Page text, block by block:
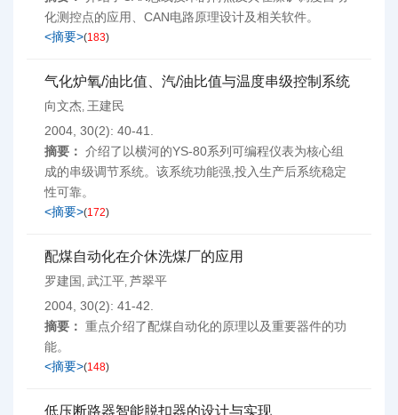
化测控点的应用、CAN电路原理设计及相关软件。
<摘要>(183)
气化炉氧/油比值、汽/油比值与温度串级控制系统
向文杰, 王建民
2004, 30(2): 40-41.
摘要： 介绍了以横河的YS-80系列可编程仪表为核心组
成的串级调节系统。该系统功能强,投入生产后系统稳定
性可靠。
<摘要>(172)
配煤自动化在介休洗煤厂的应用
罗建国 , 武江平, 芦翠平
2004, 30(2): 41-42.
摘要： 重点介绍了配煤自动化的原理以及重要器件的功
能。
<摘要>(148)
低压断路器智能脱扣器的设计与实现